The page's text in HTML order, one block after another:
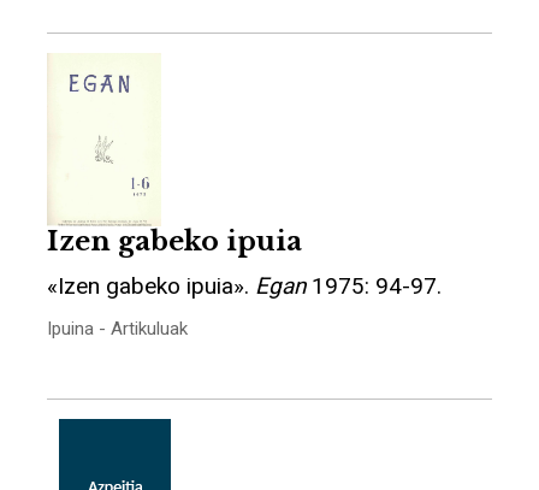
Izen gabeko ipuia
«Izen gabeko ipuia». Egan1975: 94-97.
Ipuina - Artikuluak